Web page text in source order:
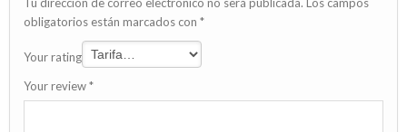
obligatorios están marcados con *
Your rating
Your review*